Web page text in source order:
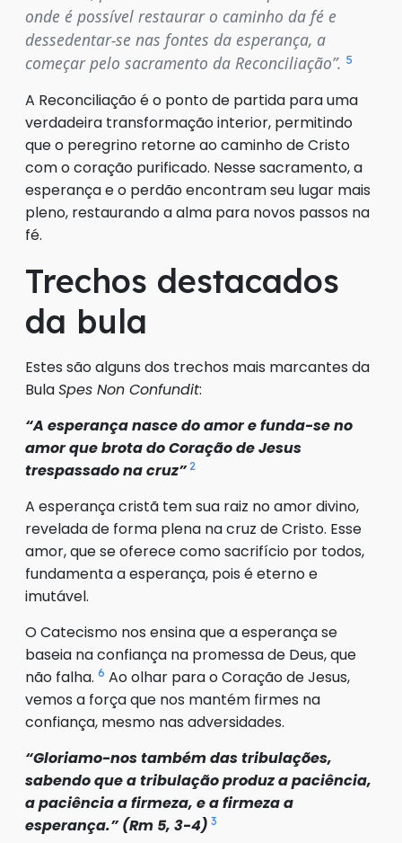
onde é possível restaurar o caminho da fé e
dessedentar-se nas fontes da esperança, a
começar pelo sacramento da Reconciliação”. 5
A Reconciliação é o ponto de partida para uma
verdadeira transformação interior, permitindo
que o peregrino retorne ao caminho de Cristo
com o coração purificado. Nesse sacramento, a
esperança e o perdão encontram seu lugar mais
pleno, restaurando a alma para novos passos na
fé.
Trechos destacados
da bula
Estes são alguns dos trechos mais marcantes da
BulaSpes Non Confundit:
“A esperança nasce do amor e funda-se no
amor que brota do Coração de Jesus
trespassado na cruz” 2
A esperança cristã tem sua raiz no amor divino,
revelada de forma plena na cruz de Cristo. Esse
amor, que se oferece como sacrifício por todos,
fundamenta a esperança, pois é eterno e
imutável.
O Catecismo nos ensina que a esperança se
baseia na confiança na promessa de Deus, que
não falha. 6 Ao olhar para o Coração de Jesus,
vemos a força que nos mantém firmes na
confiança, mesmo nas adversidades.
“Gloriamo-nos também das tribulações,
sabendo que a tribulação produz a paciência,
a paciência a firmeza, e a firmeza a
esperança.” (Rm 5, 3-4) 3